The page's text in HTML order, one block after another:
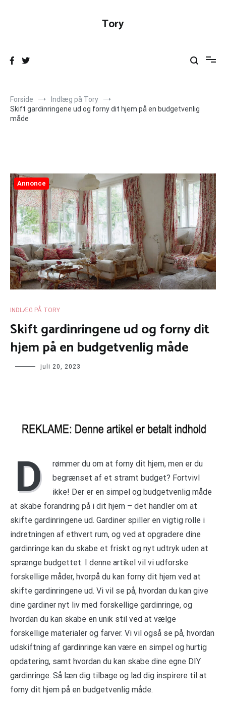
Tory
Forside
Indlæg på Tory
Skift gardinringene ud og forny dit hjem på en budgetvenlig
måde
Annonce
INDLÆG PÅ TORY
Skift gardinringene ud og forny dit
hjem på en budgetvenlig måde
juli 20, 2023
D
rømmer du om at forny dit hjem, men er du
begrænset af et stramt budget? Fortvivl
ikke! Der er en simpel og budgetvenlig måde
at skabe forandring på i dit hjem – det handler om at
skifte gardinringene ud. Gardiner spiller en vigtig rolle i
indretningen af ethvert rum, og ved at opgradere dine
gardinringe kan du skabe et friskt og nyt udtryk uden at
sprænge budgettet. I denne artikel vil vi udforske
forskellige måder, hvorpå du kan forny dit hjem ved at
skifte gardinringene ud. Vi vil se på, hvordan du kan give
dine gardiner nyt liv med forskellige gardinringe, og
hvordan du kan skabe en unik stil ved at vælge
forskellige materialer og farver. Vi vil også se på, hvordan
udskiftning af gardinringe kan være en simpel og hurtig
opdatering, samt hvordan du kan skabe dine egne DIY
gardinringe. Så læn dig tilbage og lad dig inspirere til at
forny dit hjem på en budgetvenlig måde.